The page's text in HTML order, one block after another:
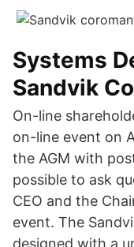
Systems
Sandvik
On-line
on-line event on
the AGM with
possible to ask
CEO and the
event. The
designed with a